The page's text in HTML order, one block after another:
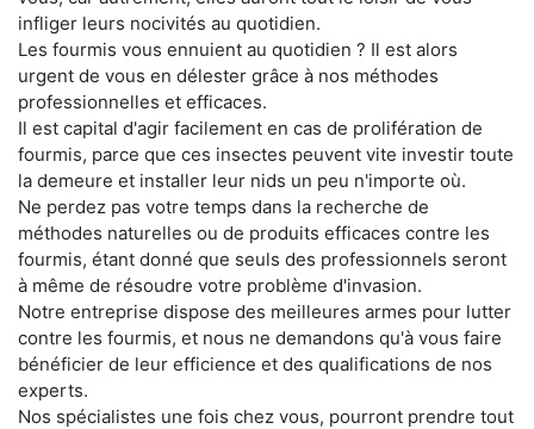
infliger leurs nocivités au quotidien.
Les fourmis vous ennuient au quotidien ? Il est alors
urgent de vous en délester grâce à nos méthodes
professionnelles et efficaces.
Il est capital d'agir facilement en cas de prolifération de
fourmis, parce que ces insectes peuvent vite investir toute
la demeure et installer leur nids un peu n'importe où.
Ne perdez pas votre temps dans la recherche de
méthodes naturelles ou de produits efficaces contre les
fourmis, étant donné que seuls des professionnels seront
à même de résoudre votre problème d'invasion.
Notre entreprise dispose des meilleures armes pour lutter
contre les fourmis, et nous ne demandons qu'à vous faire
bénéficier de leur efficience et des qualifications de nos
experts.
Nos spécialistes une fois chez vous, pourront prendre tout